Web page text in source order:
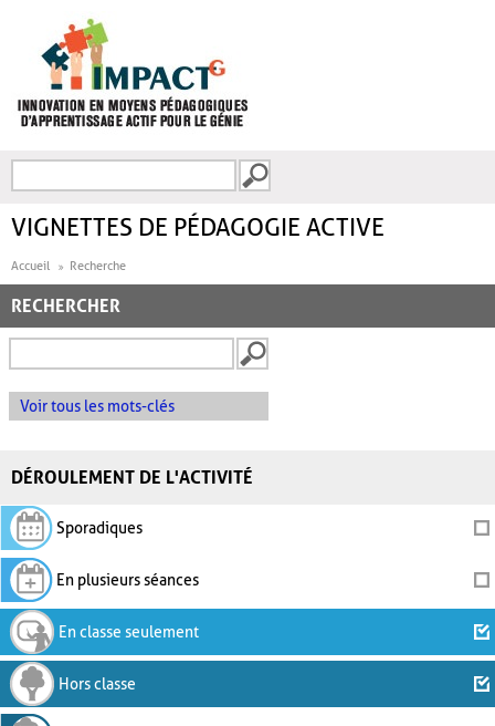
FORMULAIRE DE
VIGNETTES DE PÉDAGOGIE ACTIVE
Accueil Recherche
RECHERCHER
Voir tous les mots-clés
DÉROULEMENT DE L'ACTIVITÉ
Sporadiques
En plusieurs séances
En classe seulement
Hors classe